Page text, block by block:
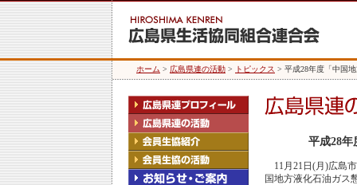
ホーム > 広島県連の活動 > トピックス > 平成28年度「中国
平成28年
11月21日(月)広島
国地方液化石油ガス